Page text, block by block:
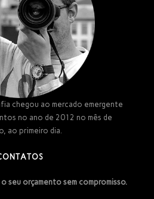
chegou ao mercado emergente
no ano de 2012 no mês de
ao primeiro dia.
seu orçamento sem compromisso.